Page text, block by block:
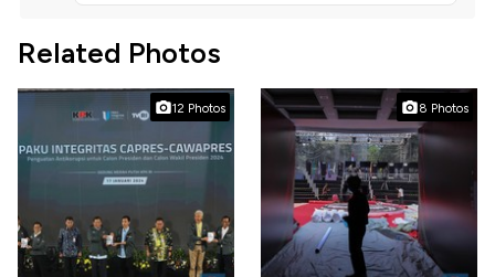
Related Photos
12 Photos 8 Photos